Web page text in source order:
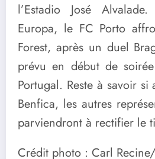
l’Estadio José
Europa, le FC Porto
Forest, après un duel
prévu en début de
Portugal. Reste à savoir
Benfica, les autres
parviendront à rectifier le
Crédit photo : Carl